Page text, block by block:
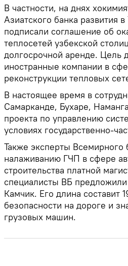
В частности, на днях
Азиатского банка развития
подписали соглашение об
теплосетей узбекской
долгосрочной аренде. Цель
иностранные компании в
реконструкции тепловых
В настоящее время в
Самарканде, Бухаре,
проекта по управлению
условиях государственно-
Также эксперты
налаживанию ГЧП в сфере
строительства платной
специалисты ВБ
Камчик. Его длина составит
безопасности на дороге и
грузовых машин.